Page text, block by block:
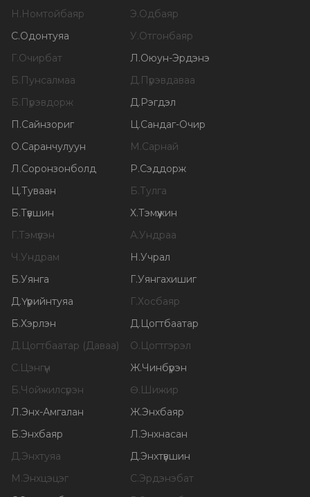
Н . Номтойбаяр Э.Одбаяр
С.Одонтуяа У.Отгонбаяр
Г.Очирбат Л .Оюун-Эрдэнэ
Б. Пунсалмаа Д. Пүрэвдаваа
Б. Пүрэвдорж Д. Рэгдэл
П .Сайнзориг Ц.Сандаг-Очир
О.Саранчулуун М .Сарнай
Л .Соронзонболд Р.Сэддорж
Ц.Туваан Б.Тулга
Б.Түвшин Х.Тэмүүжин
Г.Тэмүүлэн А.Ундраа
Ч .Ундрам Н .Учрал
Б.Уянга Г.Уянгахишиг
Д.Үүрийнтуяа Г.Хосбаяр
Б.Хэрлэн Д. Цогтбаатар
Д. Цогтбаатар (Даваа) О. Цогтгэрэл
С. Цэнгүүн Ж.Чинбүрэн
Б.Чойжилсүрэн Ө. Шижир
Л .Энх-Амгалан Ж.Энхбаяр
Б.Энхбаяр Л .Энхнасан
Д.Энхтуяа Д.Энхтүвшин
М .Энхцэцэг С.Эрдэнэбат